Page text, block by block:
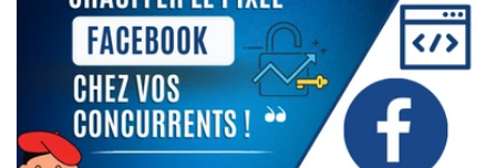
sur ComeUp a un objectif simple : rendre accessibles des
compétences habituellement réservées à des structures
plus importantes. Depuis longtemps, nous accompagnons
dans l’ombre de nombreux entrepreneurs, marques, e-
commerçants, entreprises, infopreneurs et projets digitaux
dans leur croissance sur internet. Nous faisons partie
d’une génération passionnée par le digital, la performance,
l’innovation, le growth marketing et l’optimisation